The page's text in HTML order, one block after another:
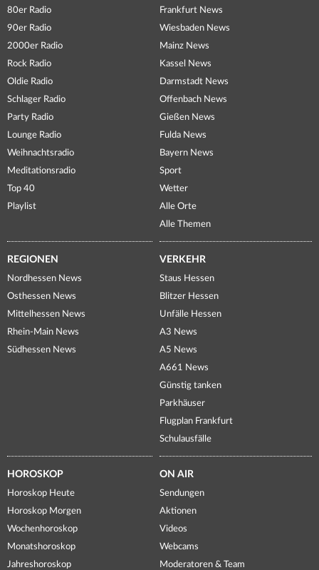
80er Radio
90er Radio
2000er Radio
Rock Radio
Oldie Radio
Schlager Radio
Party Radio
Lounge Radio
Weihnachtsradio
Meditationsradio
Top 40
Playlist
Frankfurt News
Wiesbaden News
Mainz News
Kassel News
Darmstadt News
Offenbach News
Gießen News
Fulda News
Bayern News
Sport
Wetter
Alle Orte
Alle Themen
REGIONEN
Nordhessen News
Osthessen News
Mittelhessen News
Rhein-Main News
Südhessen News
VERKEHR
Staus Hessen
Blitzer Hessen
Unfälle Hessen
A3 News
A5 News
A661 News
Günstig tanken
Parkhäuser
Flugplan Frankfurt
Schulausfälle
HOROSKOP
Horoskop Heute
Horoskop Morgen
Wochenhoroskop
Monatshoroskop
Jahreshoroskop
ON AIR
Sendungen
Aktionen
Videos
Webcams
Moderatoren & Team